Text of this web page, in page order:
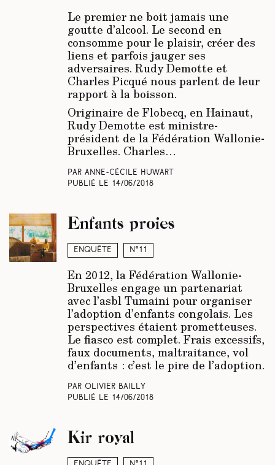
Le premier ne boit jamais une
goutte d’alcool. Le second en
consomme pour le plaisir, créer des
liens et parfois jauger ses
adversaires. Rudy Demotte et
Charles Picqué nous parlent de leur
rapport à la boisson.
Originaire de Flobecq, en Hainaut,
Rudy Demotte est ministre-
président de la Fédération Wallonie-
Bruxelles. Charles…
Par Anne-Cécile Huwart
Publié le 14/06/2018
Enquête N°11
Enfants proies
En 2012, la Fédération Wallonie-
Bruxelles engage un partenariat
avec l’asbl Tumaini pour organiser
l’adoption d’enfants congolais. Les
perspectives étaient prometteuses.
Le fiasco est complet. Frais excessifs,
faux documents, maltraitance, vol
d’enfants : c’est le pire de l’adoption.
Par Olivier Bailly
Publié le 14/06/2018
Kir royal